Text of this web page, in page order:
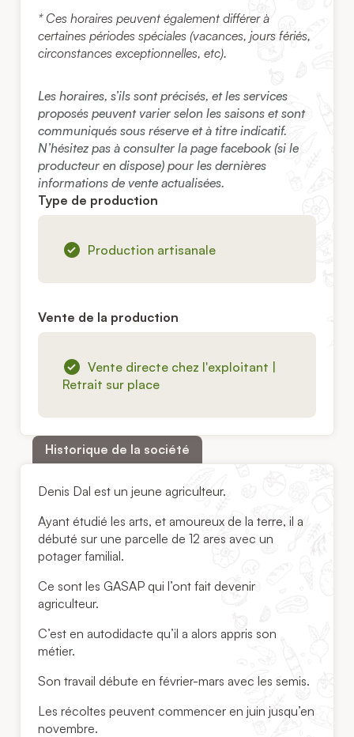
* Ces horaires peuvent également différer à
certaines périodes spéciales (vacances, jours fériés,
circonstances exceptionnelles, etc).
Les horaires, s’ils sont précisés, et les services
proposés peuvent varier selon les saisons et sont
communiqués sous réserve et à titre indicatif.
N’hésitez pas à consulter la page facebook (si le
producteur en dispose) pour les dernières
informations de vente actualisées.
Type de production
Production artisanale
Vente de la production
Vente directe chez l'exploitant |
Retrait sur place
Historique de la société
Denis Dal est un jeune agriculteur.
Ayant étudié les arts, et amoureux de la terre, il a
débuté sur une parcelle de 12 ares avec un
potager familial.
Ce sont les GASAP qui l’ont fait devenir
agriculteur.
C’est en autodidacte qu’il a alors appris son
métier.
Son travail débute en février-mars avec les semis.
Les récoltes peuvent commencer en juin jusqu’en
novembre.